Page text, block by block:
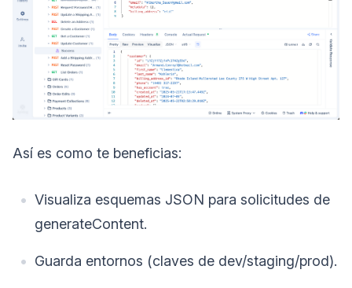
Así es como te beneficias:
Visualiza esquemas JSON para solicitudes de
generateContent.
Guarda entornos (claves de dev/staging/prod).